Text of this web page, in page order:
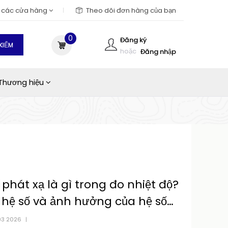
cửa hàng Theo dõi đơn hàng của bạn
Đăng ký
hoặc Đăng nhập
0
hiệu
phát xạ là gì trong đo nhiệt độ?
số và ảnh hưởng của hệ số
2026 |